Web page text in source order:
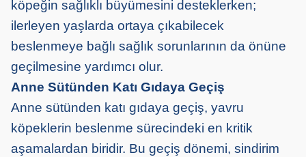
köpeğin sağlıklı büyümesini desteklerken;
ilerleyen yaşlarda ortaya çıkabilecek
beslenmeye bağlı sağlık sorunlarının da önüne
geçilmesine yardımcı olur.
Anne Sütünden Katı Gıdaya Geçiş
Anne sütünden katı gıdaya geçiş, yavru
köpeklerin beslenme sürecindeki en kritik
aşamalardan biridir. Bu geçiş dönemi, sindirim